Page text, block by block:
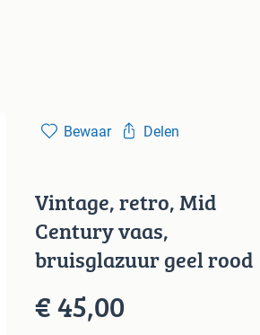
Bewaar Delen
Vintage, retro, Mid
Century vaas,
bruisglazuur geel rood
€ 45,00